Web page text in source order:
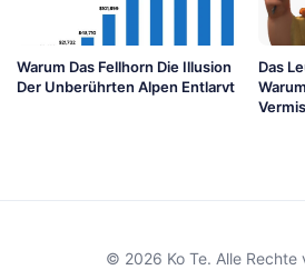
Warum Das Fellhorn Die Illusion
Der Unberührten Alpen Entlarvt
Das
© 2026 Ko Te. Alle Rechte